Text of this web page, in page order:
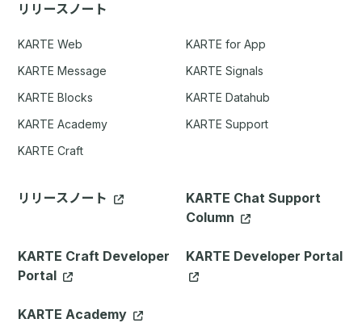
リリースノート
KARTE Web
KARTE for App
KARTE Message
KARTE Signals
KARTE Blocks
KARTE Datahub
KARTE Academy
KARTE Support
KARTE Craft
リリースノート
KARTE Chat Support
Column
KARTE Craft Developer
Portal
KARTE Developer Portal
KARTE Academy